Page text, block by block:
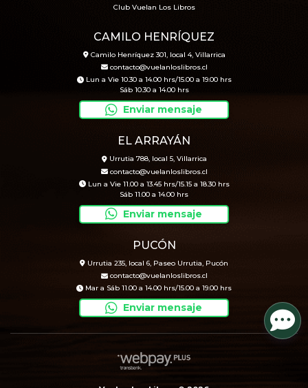
Club Vuelan Los Libros
CAMILO HENRÍQUEZ
Camilo Henríquez 301, local 4, Villarrica
contacto@vuelanloslibros.cl
Lun a Vie 10.30 a 14.00 hrs/15.00 a 19.00 hrs
Sáb 10.30 a 14.00 hrs
Enviar mensaje
EL ARRAYÁN
Urrutia 788, local 5, Villarrica
contacto@vuelanloslibros.cl
Lun a Vie 11.00 a 13.45 hrs/15.15 a 18.30 hrs
Sáb 11.00 a 14.00 hrs
Enviar mensaje
PUCÓN
Urrutia 235, local 6, Paseo Urrutia, Pucón
contacto@vuelanloslibros.cl
Mar a Sáb 11.00 a 14.00 hrs/15.00 a 19.00 hrs
Enviar mensaje